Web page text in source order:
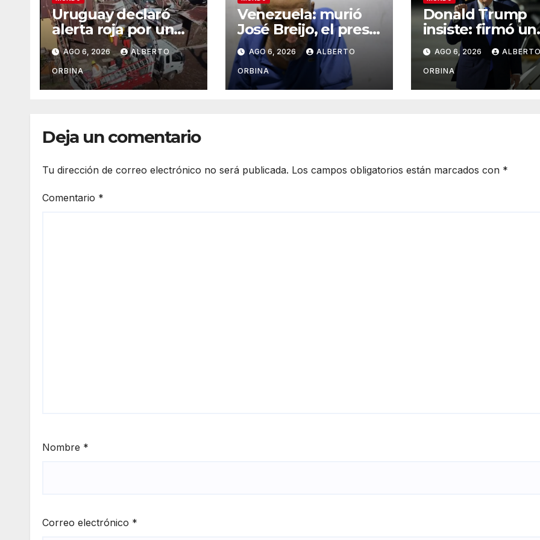
Uruguay declaró
alerta roja por un
ciclón extratropical:
al menos un
muerto
AGO 6, 2026 ALBERTO
ORBINA
Venezuela: murió
José Breijo, el preso
político uruguayo al
que le usurpó la
casa el policía que
lo arrestó
AGO 6, 2026 ALBERTO
ORBINA
Donald Trump
insiste: firmó un
decreto para
combatir el
“turismo” de
ciudadanía por
AGO 6, 2026
ORBINA
Deja un comentario
Tu dirección de correo electrónico no será publicada. Los campos obligatorios están marcados con *
Comentario *
Nombre *
Correo electrónico *